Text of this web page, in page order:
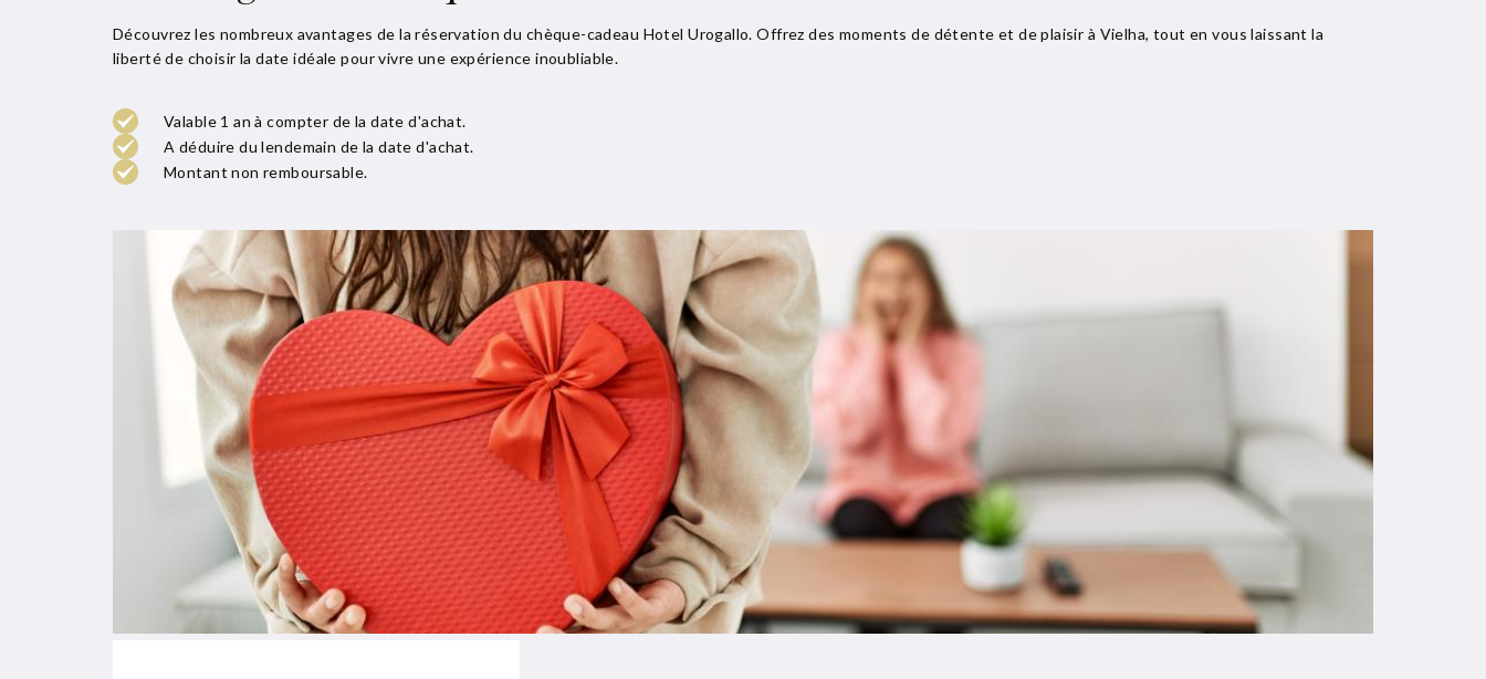
Découvrez les nombreux avantages de la réservation du chèque-cadeau Hotel Urogallo. Offrez des moments de détente et de plaisir à Vielha, tout en vous laissant la
liberté de choisir la date idéale pour vivre une expérience inoubliable.
Valable 1 an à compter de la date d'achat.
A déduire du lendemain de la date d'achat.
Montant non remboursable.